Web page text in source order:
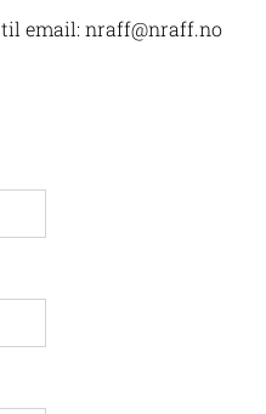
til email: nraff@nraff.no